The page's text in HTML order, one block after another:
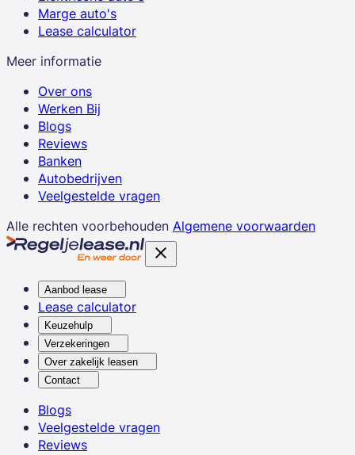
Marge auto's
Lease calculator
Meer informatie
Over ons
Werken Bij
Blogs
Reviews
Banken
Autobedrijven
Veelgestelde vragen
Alle rechten voorbehouden Algemene voorwaarden
Aanbod lease
Lease calculator
Keuzehulp
Verzekeringen
Over zakelijk leasen
Contact
Blogs
Veelgestelde vragen
Reviews